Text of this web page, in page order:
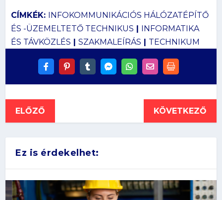
CÍMKÉK: INFOKOMMUNIKÁCIÓS HÁLÓZATÉPÍTŐ
ÉS -ÜZEMELTETŐ TECHNIKUS | INFORMATIKA
ÉS TÁVKÖZLÉS | SZAKMALEÍRÁS | TECHNIKUM
ELŐZŐ KÖVETKEZŐ
Ez is érdekelhet: